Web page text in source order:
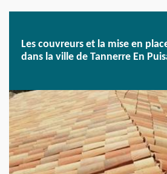
Les couvreurs et la mise en
dans la ville de Tannerre En